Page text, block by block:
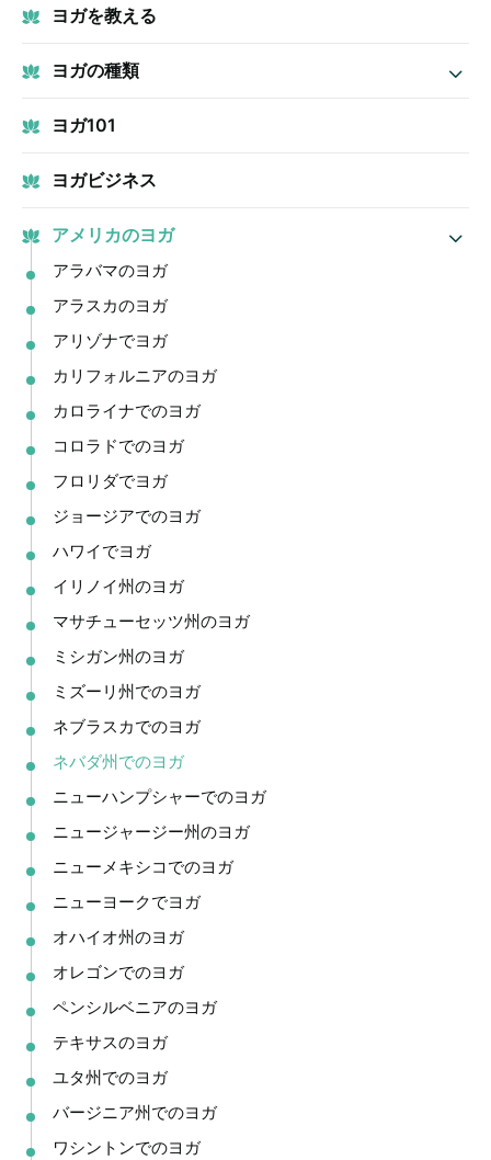
ヨガを教える
ヨガの種類
ヨガ101
ヨガビジネス
アメリカのヨガ
アラバマのヨガ
アラスカのヨガ
アリゾナでヨガ
カリフォルニアのヨガ
カロライナでのヨガ
コロラドでのヨガ
フロリダでヨガ
ジョージアでのヨガ
ハワイでヨガ
イリノイ州のヨガ
マサチューセッツ州のヨガ
ミシガン州のヨガ
ミズーリ州でのヨガ
ネブラスカでのヨガ
ネバダ州でのヨガ
ニューハンプシャーでのヨガ
ニュージャージー州のヨガ
ニューメキシコでのヨガ
ニューヨークでヨガ
オハイオ州のヨガ
オレゴンでのヨガ
ペンシルベニアのヨガ
テキサスのヨガ
ユタ州でのヨガ
バージニア州でのヨガ
ワシントンでのヨガ